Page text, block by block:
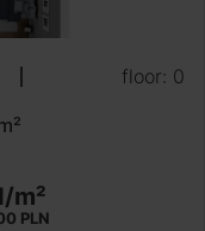
floor: 0
m²
PLN